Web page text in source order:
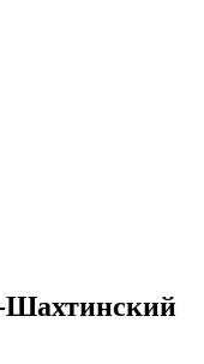
Шахтинский